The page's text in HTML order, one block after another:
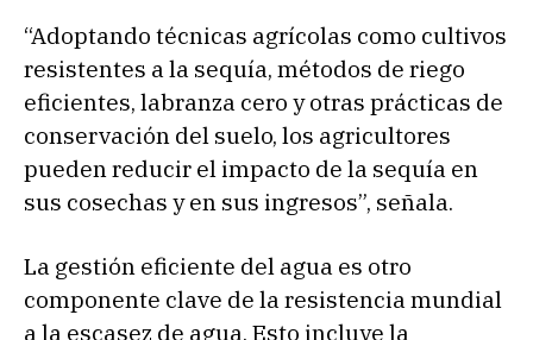
“Adoptando técnicas agrícolas como cultivos
resistentes a la sequía, métodos de riego
eficientes, labranza cero y otras prácticas de
conservación del suelo, los agricultores
pueden reducir el impacto de la sequía en
sus cosechas y en sus ingresos”, señala.
La gestión eficiente del agua es otro
componente clave de la resistencia mundial
a la escasez de agua. Esto incluye la